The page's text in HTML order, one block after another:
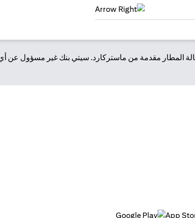
المطار مقدمة من ماستركارد. سيتي بنك غير مسؤول عن